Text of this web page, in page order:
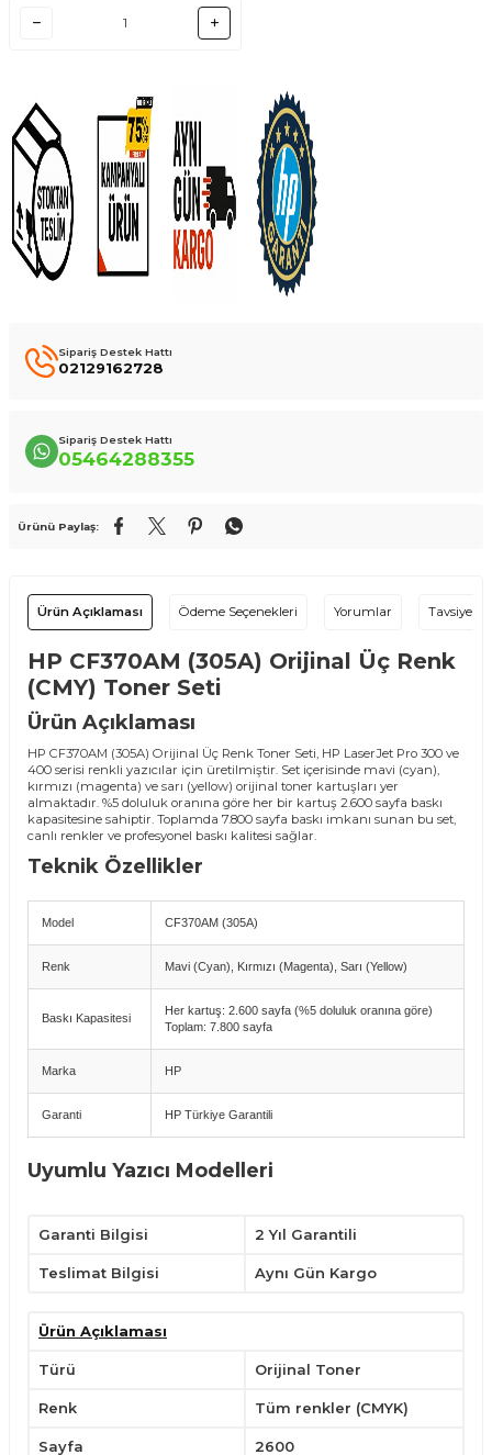
Sipariş Destek Hattı
02129162728
Sipariş Destek Hattı
05464288355
Ürünü Paylaş:
Ürün Açıklaması Ödeme Seçenekleri Yorumlar Tavsiye Et
HP CF370AM (305A) Orijinal Üç Renk
(CMY) Toner Seti
Ürün Açıklaması
HP CF370AM (305A) Orijinal Üç Renk Toner Seti, HP LaserJet Pro 300 ve
400 serisi renkli yazıcılar için üretilmiştir. Set içerisinde mavi (cyan),
kırmızı (magenta) ve sarı (yellow) orijinal toner kartuşları yer
almaktadır. %5 doluluk oranına göre her bir kartuş 2.600 sayfa baskı
kapasitesine sahiptir. Toplamda 7.800 sayfa baskı imkanı sunan bu set,
canlı renkler ve profesyonel baskı kalitesi sağlar.
Teknik Özellikler
Model CF370AM (305A)
Renk Mavi (Cyan), Kırmızı (Magenta), Sarı (Yellow)
Baskı Kapasitesi
Her kartuş: 2.600 sayfa (%5 doluluk oranına göre)
Toplam: 7.800 sayfa
Marka HP
Garanti HP Türkiye Garantili
Uyumlu Yazıcı Modelleri
HP LaserJet Pro 400 Color M451dw
HP LaserJet Pro 400 Color MFP M475dn
HP LaserJet Pro 400 Color MFP M475dw
Avantajlar
Orijinal HP kalitesiyle canlı ve net renkli baskılar.
Her renk için 2.600 sayfa, toplamda 7.800 sayfa baskı kapasitesi.
Ofis ve kurumsal baskılar için profesyonel sonuçlar.
Garanti Bilgisi 2 Yıl Garantili
Teslimat Bilgisi Aynı Gün Kargo
Ürün Açıklaması
Türü Orijinal Toner
Renk Tüm renkler (CMYK)
Sayfa 2600